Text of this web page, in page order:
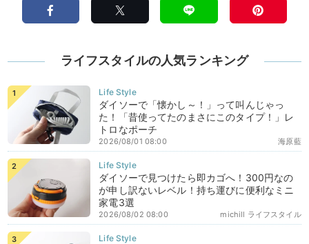
ライフスタイルの人気ランキング
ダイソーで「懐かし～！」って叫んじゃっ
た！「昔使ってたのまさにこのタイプ！」レ
トロなポーチ
海原藍
2026/08/01 08:00
ダイソーで見つけたら即カゴへ！300円なの
が申し訳ないレベル！持ち運びに便利なミニ
家電3選
michill ライフスタイル
2026/08/02 08:00